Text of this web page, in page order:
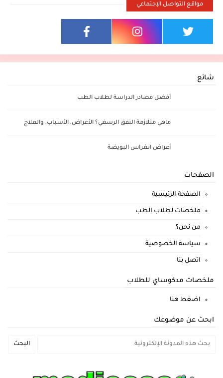
مواقع التواصل الإجتماعي
شائع
أفضل مصادر الدراسة لطلاب الطب
ماهي متلازمة النفق الرسغي؟ الأعراض, الأسباب, والعلاج
أعراض انغراس البويضة
الصفحات
الصفحة الرئيسية
ملخصات لطلاب الطب
من نحن؟
سياسة الخصوصية
اتصل بنا
ملخصات مدكوساي للطلاب
اضغط هنا
ابحث عن موضوعك